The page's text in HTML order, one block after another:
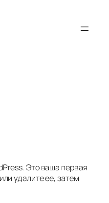
Это ваша первая
удалите ее, затем